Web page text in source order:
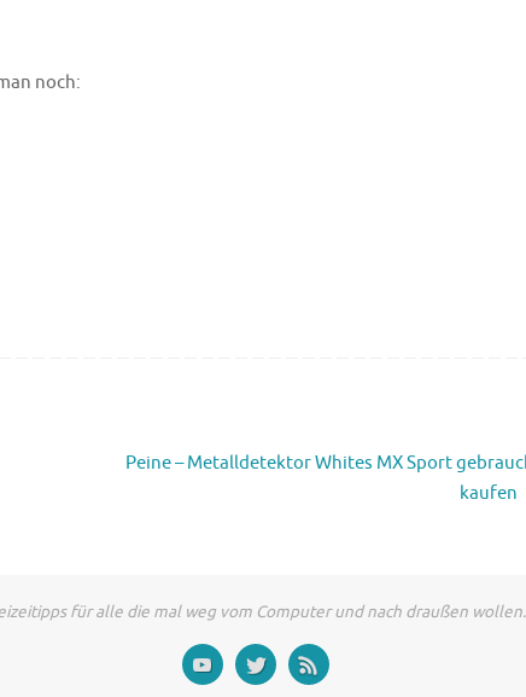
noch:
Peine – Metalldetektor Whites MX Sport
kaufen
für alle die mal weg vom Computer und nach draußen